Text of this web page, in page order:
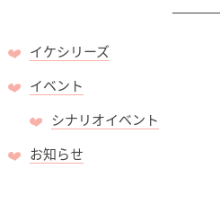
イケシリーズ
イベント
シナリオイベント
お知らせ